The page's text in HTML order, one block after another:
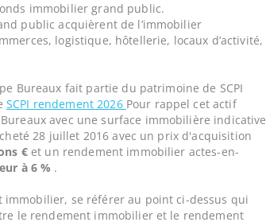
immobilier grand public.
public acquièrent de l’immobilier
logistique, hôtellerie, locaux d’activité,
Bureaux fait partie du patrimoine de SCPI
SCPI rendement 2026 Pour rappel cet actif
avec une surface immobilière indicative
28 juillet 2016 avec un prix d'acquisition
€et un rendement immobilier actes-en-
à 6 % .
immobilier, se référer au point ci-dessus qui
le rendement immobilier et le rendement